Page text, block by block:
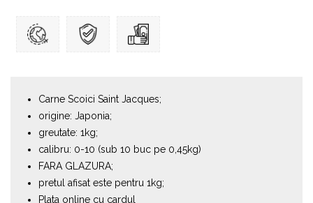
Carne Scoici Saint Jacques;
origine: Japonia;
greutate: 1kg;
calibru: 0-10 (sub 10 buc pe 0,45kg)
FARA GLAZURA;
pretul afisat este pentru 1kg;
Plata online cu cardul